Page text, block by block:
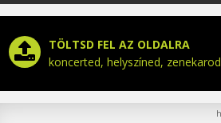
TÖLTSD FEL AZ OLDALRA
koncerted, helyszíned, zenekarod